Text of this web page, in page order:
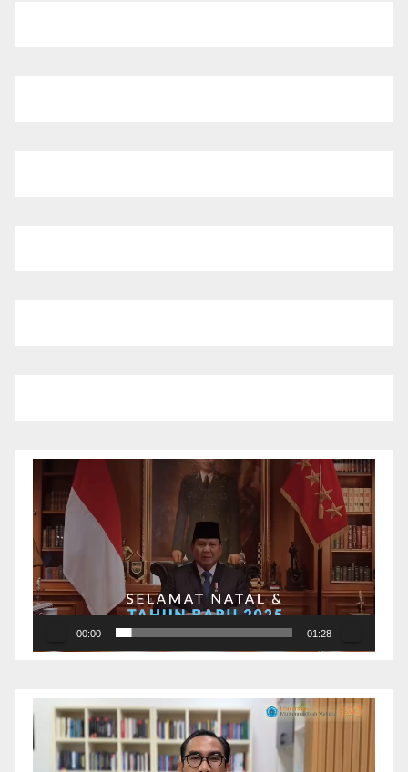
Pemutar
Video
00:00 01:28
Pemutar
Video